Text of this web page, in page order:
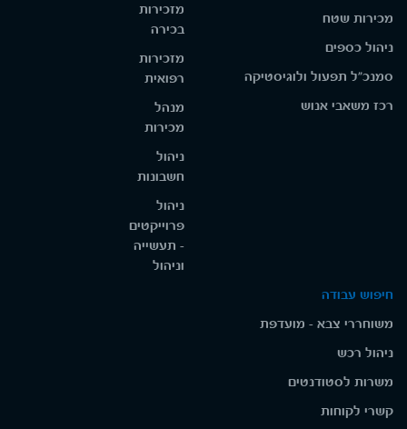
מכירות שטח
ניהול כספים
סמנכ"ל תפעול ולוגיסטיקה
רכז משאבי אנוש
מזכירות
בכירה
מזכירות
רפואית
מנהל
מכירות
ניהול
חשבונות
ניהול
פרוייקטים
- תעשייה
וניהול
חיפוש עבודה
משוחררי צבא - מועדפת
ניהול רכש
משרות לסטודנטים
קשרי לקוחות